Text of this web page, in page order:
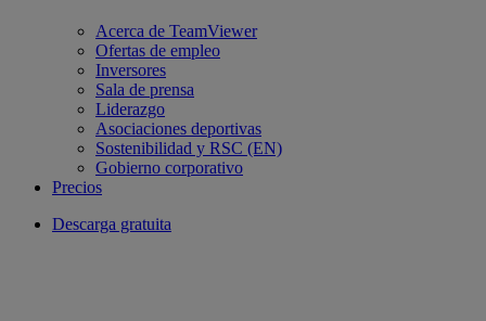
Acerca de TeamViewer
Ofertas de empleo
Inversores
Sala de prensa
Liderazgo
Asociaciones deportivas
Sostenibilidad y RSC (EN)
Gobierno corporativo
Precios
Descarga gratuita